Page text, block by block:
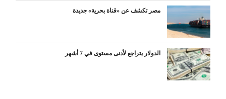
مصر تكشف عن «قناة بحرية» جديدة
الدولار يتراجع لأدنى مستوى في 7 أشهر